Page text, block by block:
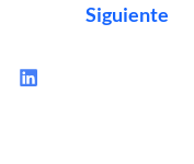
Siguiente